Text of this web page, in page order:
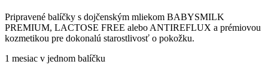
Pripravené balíčky s dojčenským mliekom BABYSMILK
PREMIUM, LACTOSE FREE alebo ANTIREFLUX a prémiovou
kozmetikou pre dokonalú starostlivosť o pokožku.
1 mesiac v jednom balíčku